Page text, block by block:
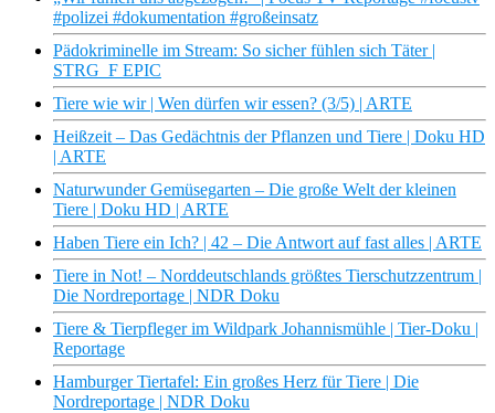
#polizei #dokumentation #großeinsatz
Pädokriminelle im Stream: So sicher fühlen sich Täter |
STRG_F EPIC
Tiere wie wir | Wen dürfen wir essen? (3/5) | ARTE
Heißzeit – Das Gedächtnis der Pflanzen und Tiere | Doku HD
| ARTE
Naturwunder Gemüsegarten – Die große Welt der kleinen
Tiere | Doku HD | ARTE
Haben Tiere ein Ich? | 42 – Die Antwort auf fast alles | ARTE
Tiere in Not! – Norddeutschlands größtes Tierschutzzentrum |
Die Nordreportage | NDR Doku
Tiere & Tierpfleger im Wildpark Johannismühle | Tier-Doku |
Reportage
Hamburger Tiertafel: Ein großes Herz für Tiere | Die
Nordreportage | NDR Doku